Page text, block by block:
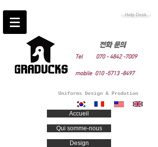
Help Desk
전화 문의
Tel 070 - 4842 -7009
mobile 010 -5713 -8497
Uniforms Design & Prodution
Accueil
Qui somme-nous
Design